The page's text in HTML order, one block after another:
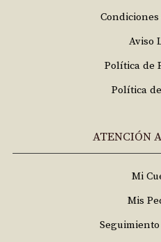
Aviso
Política de
Política
ATENCIÓN
Mi
Mis